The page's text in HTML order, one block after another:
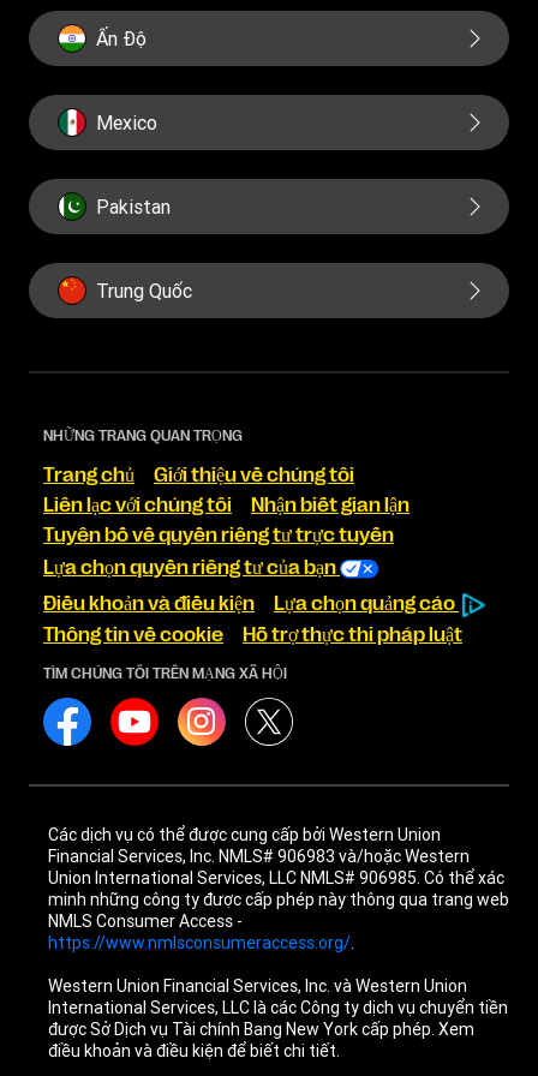
Ấn Độ
Mexico
Pakistan
Trung Quốc
NHỮNG TRANG QUAN TRỌNG
Trang chủ
Giới thiệu về chúng tôi
Liên lạc với chúng tôi
Nhận biết gian lận
Tuyên bố về quyền riêng tư trực tuyến
Lựa chọn quyền riêng tư của bạn
Điều khoản và điều kiện
Lựa chọn quảng cáo
Thông tin về cookie
Hỗ trợ thực thi pháp luật
TÌM CHÚNG TÔI TRÊN MẠNG XÃ HỘI
Các dịch vụ có thể được cung cấp bởi Western Union
Financial Services, Inc. NMLS# 906983 và/hoặc Western
Union International Services, LLC NMLS# 906985. Có thể xác
minh những công ty được cấp phép này thông qua trang web
NMLS Consumer Access -
https://www.nmlsconsumeraccess.org/.
Western Union Financial Services, Inc. và Western Union
International Services, LLC là các Công ty dịch vụ chuyển tiền
được Sở Dịch vụ Tài chính Bang New York cấp phép. Xem
điều khoản và điều kiện để biết chi tiết.